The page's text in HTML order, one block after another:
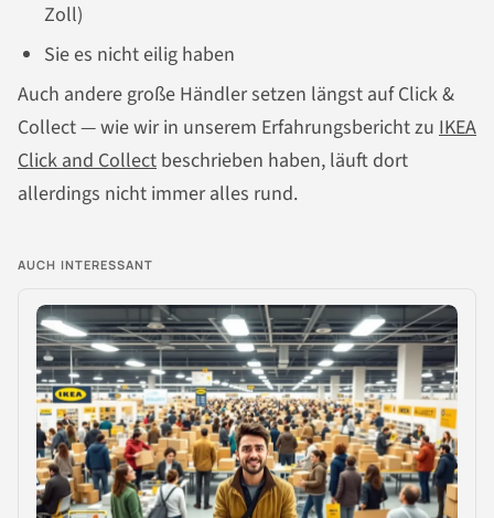
Zoll)
Sie es nicht eilig haben
Auch andere große Händler setzen längst auf Click &
Collect — wie wir in unserem Erfahrungsbericht zu IKEA
Click and Collect beschrieben haben, läuft dort
allerdings nicht immer alles rund.
AUCH INTERESSANT